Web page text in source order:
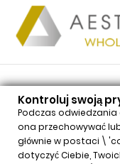
PRODUKTY
NASZA FIRMA
TWOJE KONTO
INFORMACJE
Kontroluj swoją
Podczas
ona przechowywać
głównie w postaci \
dotyczyć Ciebie,